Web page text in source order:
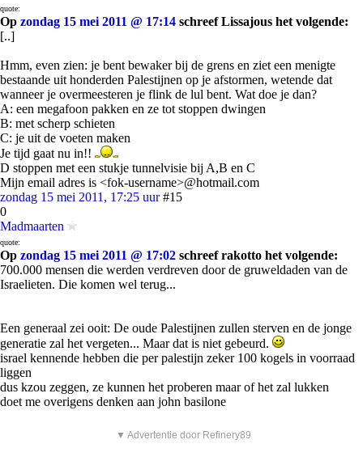
quote:
Op zondag 15 mei 2011 @ 17:14 schreef Lissajous het volgende:
[..]
Hmm, even zien: je bent bewaker bij de grens en ziet een menigte
bestaande uit honderden Palestijnen op je afstormen, wetende dat
wanneer je overmeesteren je flink de lul bent. Wat doe je dan?
A: een megafoon pakken en ze tot stoppen dwingen
B: met scherp schieten
C: je uit de voeten maken
Je tijd gaat nu in!!
D stoppen met een stukje tunnelvisie bij A,B en C
Mijn email adres is <fok-username>@hotmail.com
zondag 15 mei 2011, 17:25 uur #15
0
Madmaarten
quote:
Op zondag 15 mei 2011 @ 17:02 schreef rakotto het volgende:
700.000 mensen die werden verdreven door de gruweldaden van de
Israelieten. Die komen wel terug...
Een generaal zei ooit: De oude Palestijnen zullen sterven en de jonge
generatie zal het vergeten... Maar dat is niet gebeurd.
israel kennende hebben die per palestijn zeker 100 kogels in voorraad
liggen
dus kzou zeggen, ze kunnen het proberen maar of het zal lukken
doet me overigens denken aan john basilone
▼ Advertentie door Refinery89